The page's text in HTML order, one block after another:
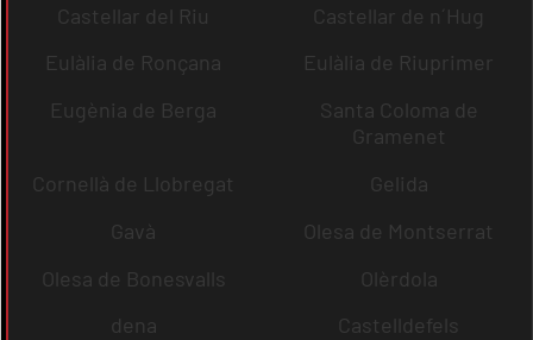
Castellar del Riu
Castellar de n´Hug
Eulàlia de Ronçana
Eulàlia de Riuprimer
Eugènia de Berga
Santa Coloma de
Gramenet
Cornellà de Llobregat
Gelida
Gavà
Olesa de Montserrat
Olesa de Bonesvalls
Olèrdola
dena
Castelldefels